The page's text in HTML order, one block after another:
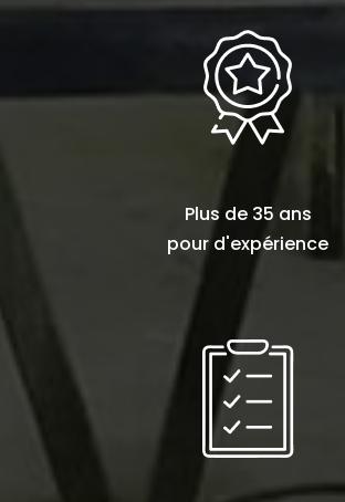
Plus de 35 ans
pour d'expérience